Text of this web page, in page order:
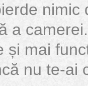
nimic
a
și mai
nu te-ai